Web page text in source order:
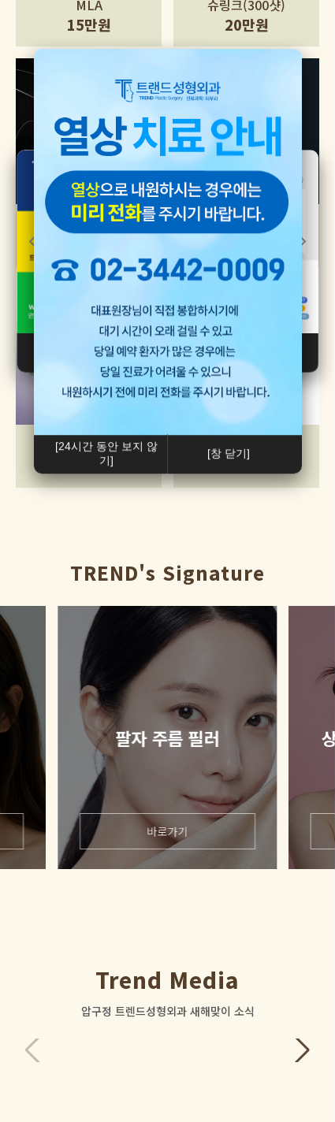
[24시간 동안 보지 않기] [창 닫기]
[24시간 동안 보지 않
기]
[창 닫기]
MLA
15만원
슈링크(300샷)
20만원
이래비티(2000샷) 아이리쥬란 / 리쥬란HB
1cc 20만원
아이써마지(255샷)
99만원
쥬베룩
20만원
TREND's Signature
팔자 주름 필러
바로가기
Trend Media
압구정 트렌드성형외과 새해맞이 소식
보실 수 있습니다.